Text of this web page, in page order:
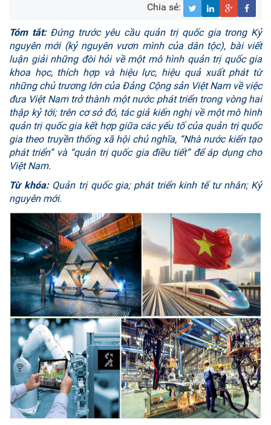
Chia sẻ:
Tóm tắt:Đứng trước yêu cầu quản trị quốc gia trong Kỷ
nguyên mới (kỷ nguyên vươn mình của dân tộc), bài viết
luận giải những đòi hỏi về một mô hình quản trị quốc gia
khoa học, thích hợp và hiệu lực, hiệu quả xuất phát từ
những chủ trương lớn của Đảng Cộng sản Việt Nam về việc
đưa Việt Nam trở thành một nước phát triển trong vòng hai
thập kỷ tới; trên cơ sở đó, tác giảkiến nghị về một mô hình
quản trị quốc gia kết hợp giữa các yếu tố của quản trị quốc
gia theo truyền thống xã hội chủ nghĩa, “Nhà nước kiến tạo
phát triển” và “quản trị quốc gia điều tiết” để áp dụng cho
Việt Nam.
Từ khóa: Quản trị quốc gia; phát triển kinh tế tư nhân; Kỷ
nguyên mới.